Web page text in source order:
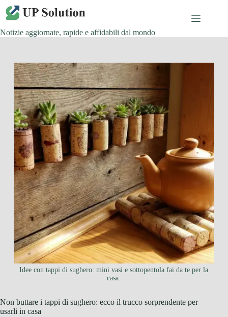
Salta
contenuto
Notizie aggiornate, rapide e affidabili dal mondo
Idee con tappi di sughero: mini vasi e sottopentola fai da te per la
casa.
Non buttare i tappi di sughero: ecco il trucco sorprendente per
usarli in casa